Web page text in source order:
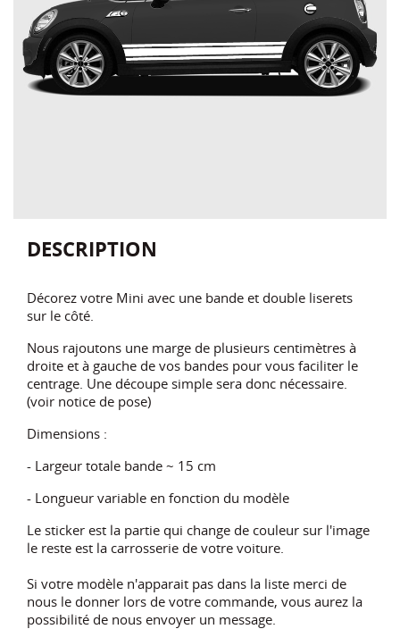
DESCRIPTION
Décorez votre Mini avec une bande et double liserets
sur le côté.
Nous rajoutons une marge de plusieurs centimètres à
droite et à gauche de vos bandes pour vous faciliter le
centrage. Une découpe simple sera donc nécessaire.
(voir notice de pose)
Dimensions :
- Largeur totale bande ~ 15 cm
- Longueur variable en fonction du modèle
Le sticker est la partie qui change de couleur sur l'image
le reste est la carrosserie de votre voiture.
Si votre modèle n'apparait pas dans la liste merci de
nous le donner lors de votre commande, vous aurez la
possibilité de nous envoyer un message.